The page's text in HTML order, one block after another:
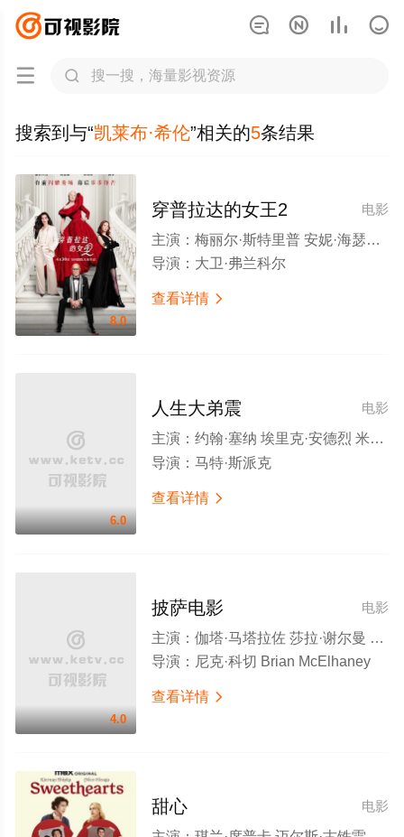
   
 
搜索到与“凯莱布·希伦”相关的5条结果
8.0
电影
穿普拉达的女王2
主演： 梅丽尔·斯特里普 安妮·海瑟薇 艾米莉·布朗特 斯坦利·图齐 贾斯汀·塞洛克斯 西蒙娜·阿什利 肯尼思·布拉纳 刘玉玲 翠茜·索姆斯 凯莱布·希伦 B·J·诺瓦克 蒂波·费德曼 沈雨田 帕特里克·布拉莫尔 蕾切尔·布鲁姆 Lady Gaga 宝琳·查拉梅
导演： 大卫·弗兰科尔
查看详情 
6.0
电影
人生大弟震
主演： 约翰·塞纳 埃里克·安德烈 米歇尔·莫纳汉 克里斯托弗·米洛尼 艾戈·乌迪姆 索菲娅·邦内尔 派雷特·邦奇 凯莱布·希伦 雪莉·可拉 本·阿勒斯 布莱斯·吉扎尔 克里斯蒂娜·卡蒂奇斯 布雷特·阿扎尔 斯蒂芬·辛格 丹妮·迪特
导演： 马特·斯派克
查看详情 
4.0
电影
披萨电影
主演： 伽塔·马塔拉佐 莎拉·谢尔曼 露露·威尔逊 肖恩·吉布朗尼 马库斯·斯克里布纳 凯莱布·希伦 佩顿·伊丽莎白·李 小克里斯·施密特 杰克·马丁 Shiv Pai Adam Herschman 瑞安·米乔 Aidan Micho Lucas Zelnick Luke Burke Chelsea Matkins Tommy Armstrong Lydia Hynes Hyde Healy Miguel-Andres Garcia
导演： 尼克·科切 Brian McElhaney
查看详情 
电影
甜心